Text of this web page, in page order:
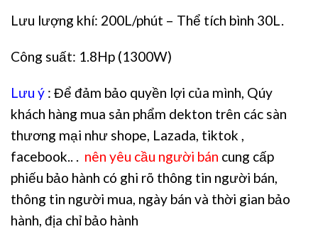
Lưu lượng khí: 200L/phút – Thể tích bình 30L.
Công suất: 1.8Hp (1300W)
Lưu ý : Để đảm bảo quyền lợi của mình, Qúy
khách hàng mua sản phẩm dekton trên các sàn
thương mại như shope, Lazada, tiktok ,
facebook.. . nên yêu cầu người bán cung cấp
phiếu bảo hành có ghi rõ thông tin người bán,
thông tin người mua, ngày bán và thời gian bảo
hành, địa chỉ bảo hành